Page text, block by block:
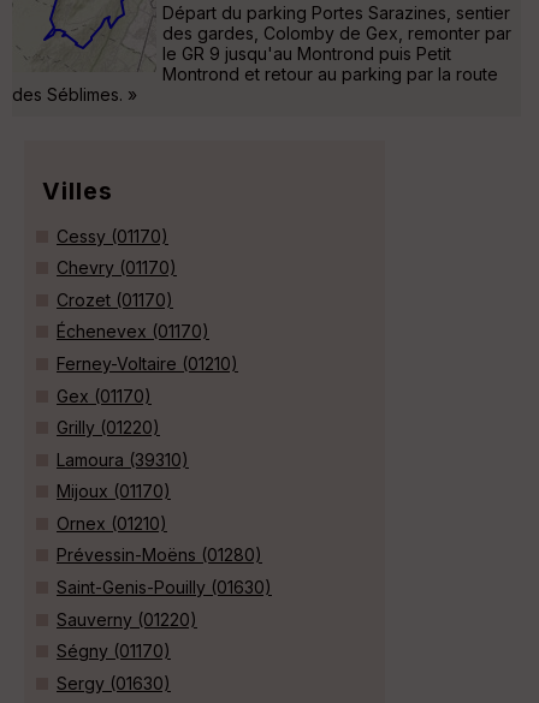
Départ du parking Portes Sarazines, sentier
des gardes, Colomby de Gex, remonter par
le GR 9 jusqu'au Montrond puis Petit
Montrond et retour au parking par la route
des Séblimes. »
Villes
Cessy (01170)
Chevry (01170)
Crozet (01170)
Échenevex (01170)
Ferney-Voltaire (01210)
Gex (01170)
Grilly (01220)
Lamoura (39310)
Mijoux (01170)
Ornex (01210)
Prévessin-Moëns (01280)
Saint-Genis-Pouilly (01630)
Sauverny (01220)
Ségny (01170)
Sergy (01630)